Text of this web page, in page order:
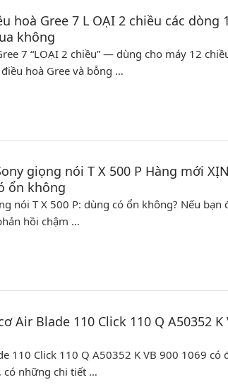
hoà Gree 7 L OẠI 2 chiều các dòng
không
7 “LOẠI 2 chiều” — dùng cho máy 12
hoà Gree và bỗng …
giọng nói T X 500 P Hàng mới
ổn không
nói T X 500 P: dùng có ổn không? Nếu bạn
hồi chậm …
Air Blade 110 Click 110 Q A50352 K
110 Click 110 Q A50352 K VB 900 1069 có
có những chi tiết …